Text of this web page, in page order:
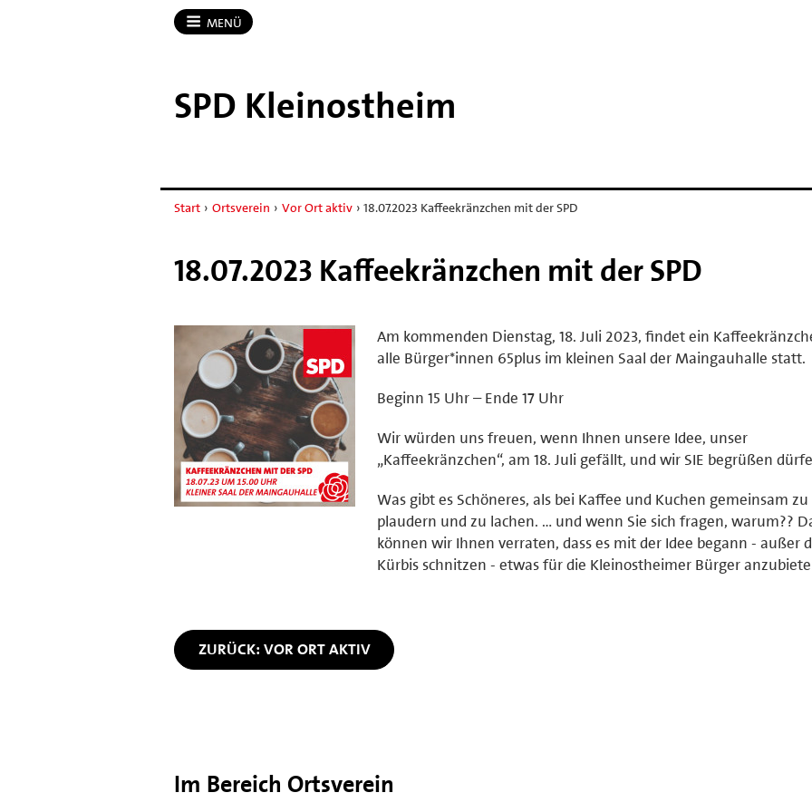
MENÜ
SPD Kleinostheim
Start › Ortsverein › Vor Ort aktiv › 18.07.2023 Kaffeekränzchen mit der SPD
18.07.2023 Kaffeekränzchen mit der SPD
Am kommenden Dienstag, 18. Juli 2023, findet ein
alle Bürger*innen 65plus im kleinen Saal der Maingauhalle statt.
Beginn 15 Uhr – Ende 17 Uhr
Wir würden uns freuen, wenn Ihnen unsere Idee, unser
„Kaffeekränzchen“, am 18. Juli gefällt, und wir SIE begrüßen
Was gibt es Schöneres, als bei Kaffee und Kuchen gemeinsam zu
plaudern und zu lachen. … und wenn Sie sich fragen, warum??
können wir Ihnen verraten, dass es mit der Idee begann - außer
Kürbis schnitzen - etwas für die Kleinostheimer Bürger
ZURÜCK: VOR ORT AKTIV
Im Bereich Ortsverein